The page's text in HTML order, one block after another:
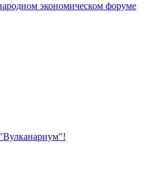
экономическом форуме